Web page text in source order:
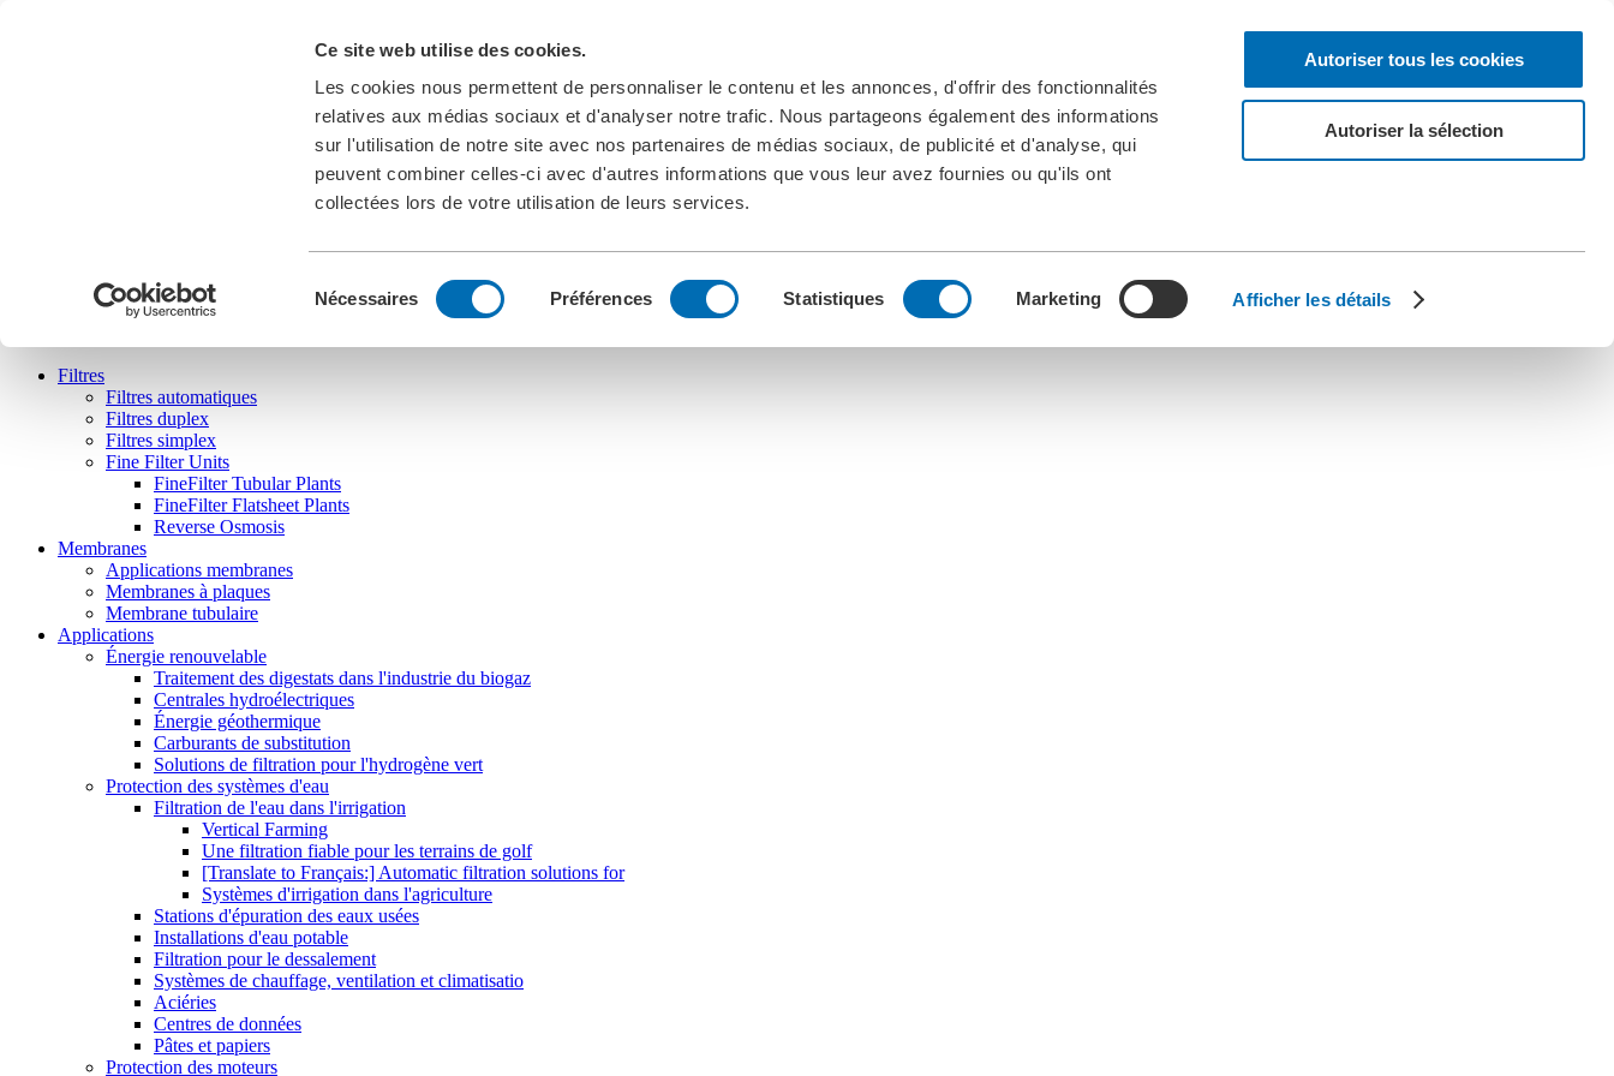
Ce site web utilise des cookies.
Les cookies nous permettent de personnaliser le contenu et les annonces, d'offrir des fonctionnalités
relatives aux médias sociaux et d'analyser notre trafic. Nous partageons également des informations
sur l'utilisation de notre site avec nos partenaires de médias sociaux, de publicité et d'analyse, qui
peuvent combiner celles-ci avec d'autres informations que vous leur avez fournies ou qu'ils ont
collectées lors de votre utilisation de leurs services.
du
Nécessaires Préférences Statistiques Marketing Afficher les détails
Autoriser tous les cookies
Autoriser la sélection
Filtres
Filtres automatiques
Filtres duplex
Filtres simplex
Fine Filter Units
FineFilter Tubular Plants
FineFilter Flatsheet Plants
Reverse Osmosis
Membranes
Applications membranes
Membranes à plaques
Membrane tubulaire
Applications
Énergie renouvelable
Traitement des digestats dans l'industrie du biogaz
Centrales hydroélectriques
Énergie géothermique
Carburants de substitution
Solutions de filtration pour l'hydrogène vert
Protection des systèmes d'eau
Filtration de l'eau dans l'irrigation
Vertical Farming
Une filtration fiable pour les terrains de golf
[Translate to Français:] Automatic filtration solutions for
Systèmes d'irrigation dans l'agriculture
Stations d'épuration des eaux usées
Installations d'eau potable
Filtration pour le dessalement
Systèmes de chauffage, ventilation et climatisatio
Aciéries
Centres de données
Pâtes et papiers
Protection des moteurs